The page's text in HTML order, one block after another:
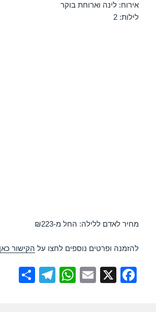
אירוח: לינה וארוחת בוקר
לילות: 2
מחיר לאדם ללילה: החל מ-₪223
להזמנה ופרטים נוספים לחצו על הקישור כאן
F
X
E
W
T